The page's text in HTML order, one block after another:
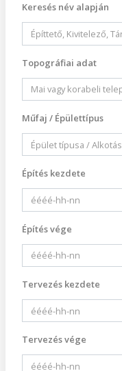
Keresés név alapján
Topográfiai adat
Műfaj / Épülettípus
Építés kezdete
Építés vége
Tervezés kezdete
Tervezés vége